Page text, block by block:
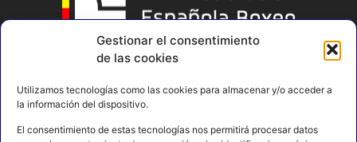
Gestionar el consentimiento
de las cookies
Utilizamos tecnologías como las cookies para almacenar y/o acceder a
la información del dispositivo.
El consentimiento de estas tecnologías nos permitirá procesar datos